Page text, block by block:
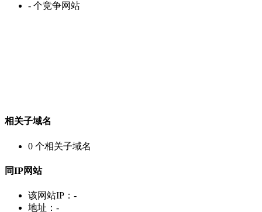
- 个竞争网站
相关子域名
0 个相关子域名
同IP网站
该网站IP： -
地址： -